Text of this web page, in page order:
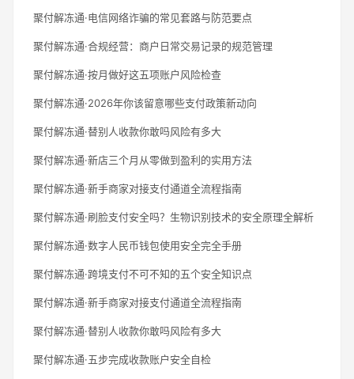
聚付解冻通·电信网络诈骗的常见套路与防范要点
聚付解冻通·合规经营：商户日常交易记录的规范管理
聚付解冻通·按月做好这五项账户风险检查
聚付解冻通·2026年你该留意哪些支付政策新动向
聚付解冻通·替别人收款你敢吗风险有多大
聚付解冻通·新店三个月从零做到盈利的实用方法
聚付解冻通·新手商家对接支付通道全流程指南
聚付解冻通·刷脸支付安全吗？生物识别技术的安全原理全解析
聚付解冻通·数字人民币钱包使用安全完全手册
聚付解冻通·跨境支付不可不知的五个安全知识点
聚付解冻通·新手商家对接支付通道全流程指南
聚付解冻通·替别人收款你敢吗风险有多大
聚付解冻通·五步完成收款账户安全自检